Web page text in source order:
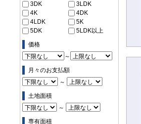
3DK
3LDK
4K
4DK
4LDK
5K
5DK
5LDK以上
価格
～
月々のお支払額
～
土地面積
～
専有面積